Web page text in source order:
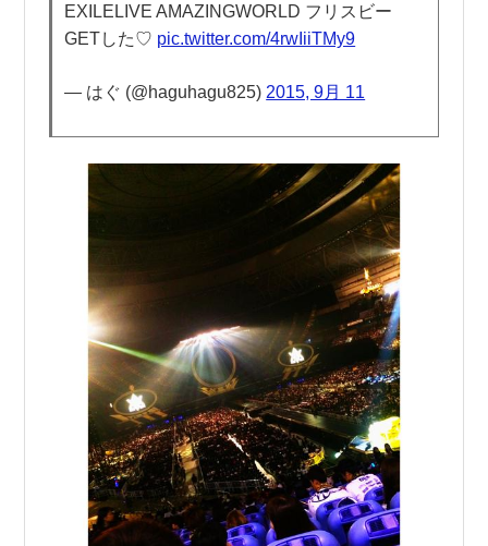
EXILELIVE AMAZINGWORLD フリスビー
GETした♡ pic.twitter.com/4rwIiiTMy9
— はぐ (@haguhagu825) 2015, 9月 11